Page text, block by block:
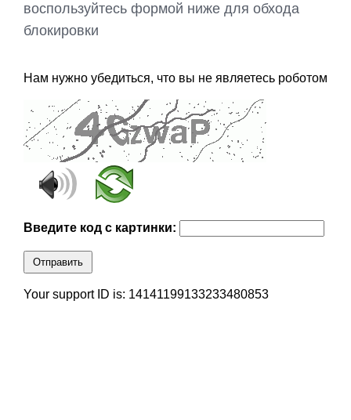
воспользуйтесь формой ниже для обхода
блокировки
Нам нужно убедиться, что вы не являетесь роботом
Введите код с картинки:
Отправить
Your support ID is: 14141199133233480853